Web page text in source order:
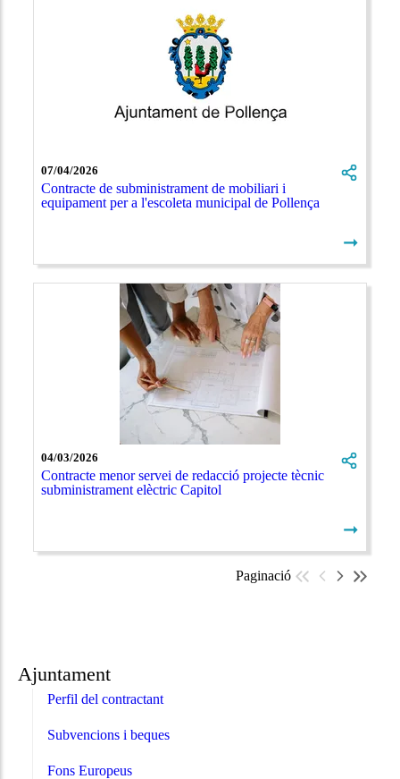
Ajuntament
Perfil del contractant
Subvencions i beques
Fons Europeus
07/04/2026
Contracte de subministrament de mobiliari i
equipament per a l'escoleta municipal de Pollença
➞
04/03/2026
Contracte menor servei de redacció projecte tècnic
subministrament elèctric Capitol
➞
Paginació